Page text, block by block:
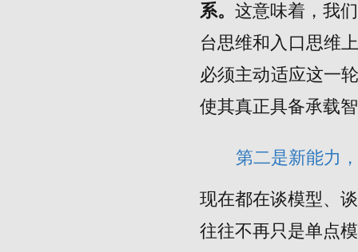
系。这意味着，我
台思维和入口思维
必须主动适应这一
使其真正具备承载
第二是新能力
现在都在谈模型、
往往不再只是单点